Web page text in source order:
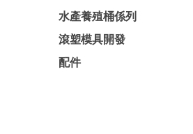
水產養殖桶係列
滾塑模具開發
配件